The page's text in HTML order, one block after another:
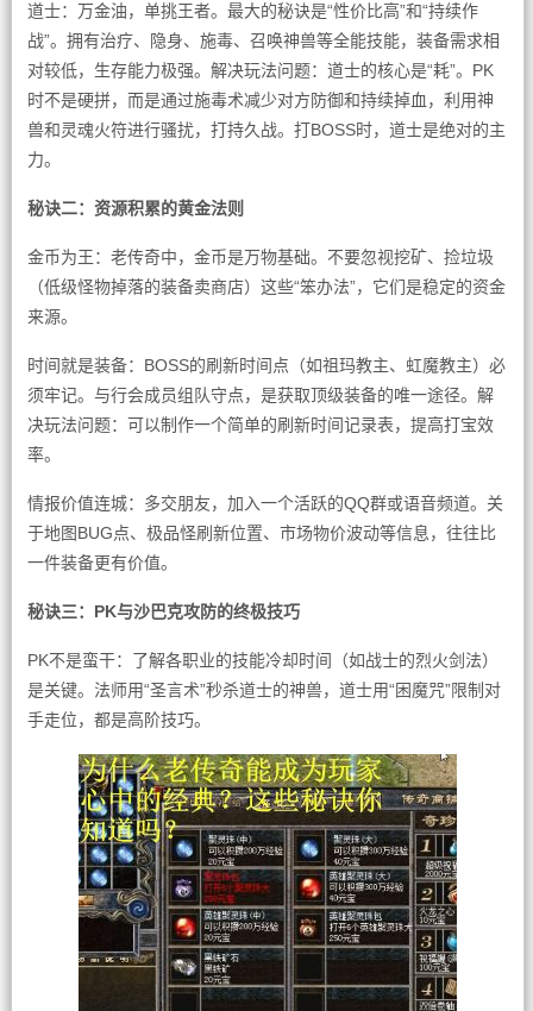
道士：万金油，单挑王者。最大的秘诀是“性价比高”和“持续作
战”。拥有治疗、隐身、施毒、召唤神兽等全能技能，装备需求相
对较低，生存能力极强。解决玩法问题：道士的核心是“耗”。PK
时不是硬拼，而是通过施毒术减少对方防御和持续掉血，利用神
兽和灵魂火符进行骚扰，打持久战。打BOSS时，道士是绝对的主
力。
秘诀二：资源积累的黄金法则
金币为王：老传奇中，金币是万物基础。不要忽视挖矿、捡垃圾
（低级怪物掉落的装备卖商店）这些“笨办法”，它们是稳定的资金
来源。
时间就是装备：BOSS的刷新时间点（如祖玛教主、虹魔教主）必
须牢记。与行会成员组队守点，是获取顶级装备的唯一途径。解
决玩法问题：可以制作一个简单的刷新时间记录表，提高打宝效
率。
情报价值连城：多交朋友，加入一个活跃的QQ群或语音频道。关
于地图BUG点、极品怪刷新位置、市场物价波动等信息，往往比
一件装备更有价值。
秘诀三：PK与沙巴克攻防的终极技巧
PK不是蛮干：了解各职业的技能冷却时间（如战士的烈火剑法）
是关键。法师用“圣言术”秒杀道士的神兽，道士用“困魔咒”限制对
手走位，都是高阶技巧。